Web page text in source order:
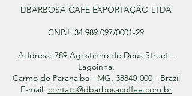
DBARBOSA CAFE EXPORTAÇÃO LTDA
CNPJ: 34.989.097/0001-29
Address: 789 Agostinho de Deus Street -
Lagoinha,
Carmo do Paranaíba - MG, 38840-000 - Brazil
E-mail: contato@dbarbosacoffee.com.br